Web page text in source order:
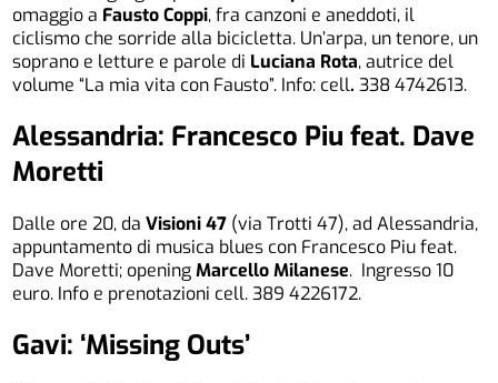
omaggio a Fausto Coppi, fra canzoni e aneddoti, il
ciclismo che sorride alla bicicletta. Un’arpa, un tenore, un
soprano e letture e parole di Luciana Rota, autrice del
volume “La mia vita con Fausto”. Info: cell. 338 4742613.
Alessandria: Francesco Piu feat. Dave
Moretti
Dalle ore 20, daVisioni 47 (via Trotti 47), ad Alessandria,
appuntamento di musica blues con Francesco Piu feat.
Dave Moretti; openingMarcello Milanese. Ingresso 10
euro. Info e prenotazioni cell. 389 4226172.
Gavi: ‘Missing Outs’